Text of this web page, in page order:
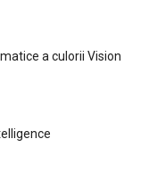
a culorii Vision